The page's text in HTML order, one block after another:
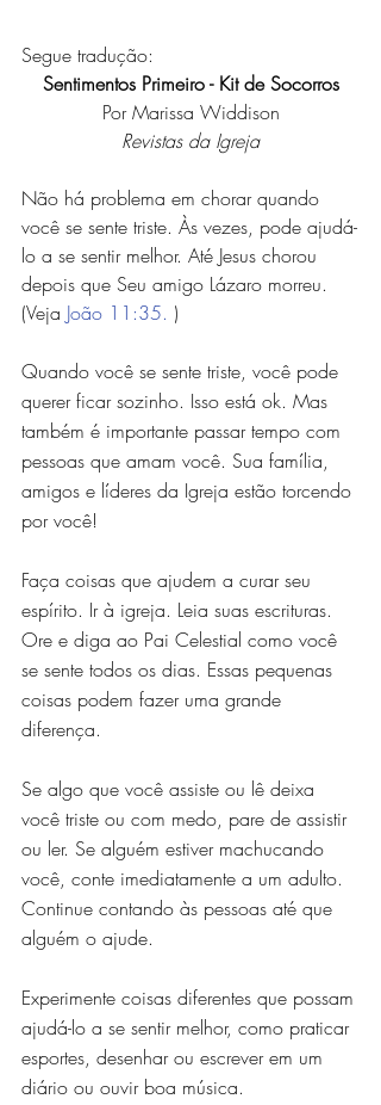
Segue tradução:
Sentimentos Primeiro - Kit de Socorros
Por Marissa Widdison
Revistas da Igreja
Não há problema em chorar quando
você se sente triste. Às vezes, pode ajudá-
lo a se sentir melhor. Até Jesus chorou
depois que Seu amigo Lázaro morreu.
(Veja João 11:35. )
Quando você se sente triste, você pode
querer ficar sozinho. Isso está ok. Mas
também é importante passar tempo com
pessoas que amam você. Sua família,
amigos e líderes da Igreja estão torcendo
por você!
Faça coisas que ajudem a curar seu
espírito. Ir à igreja. Leia suas escrituras.
Ore e diga ao Pai Celestial como você
se sente todos os dias. Essas pequenas
coisas podem fazer uma grande
diferença.
Se algo que você assiste ou lê deixa
você triste ou com medo, pare de assistir
ou ler. Se alguém estiver machucando
você, conte imediatamente a um adulto.
Continue contando às pessoas até que
alguém o ajude.
Experimente coisas diferentes que possam
ajudá-lo a se sentir melhor, como praticar
esportes, desenhar ou escrever em um
diário ou ouvir boa música.